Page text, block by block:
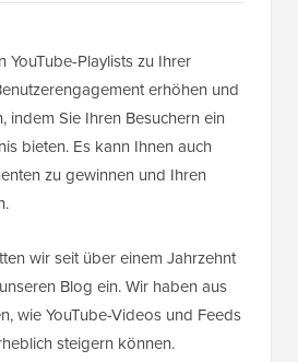
YouTube-Playlists zu Ihrer
erhöhen und
indem Sie Ihren Besuchern ein
bieten. Es kann Ihnen auch
zu gewinnen und Ihren
wir seit über einem Jahrzehnt
Blog ein. Wir haben aus
wie YouTube-Videos und Feeds
steigern können.